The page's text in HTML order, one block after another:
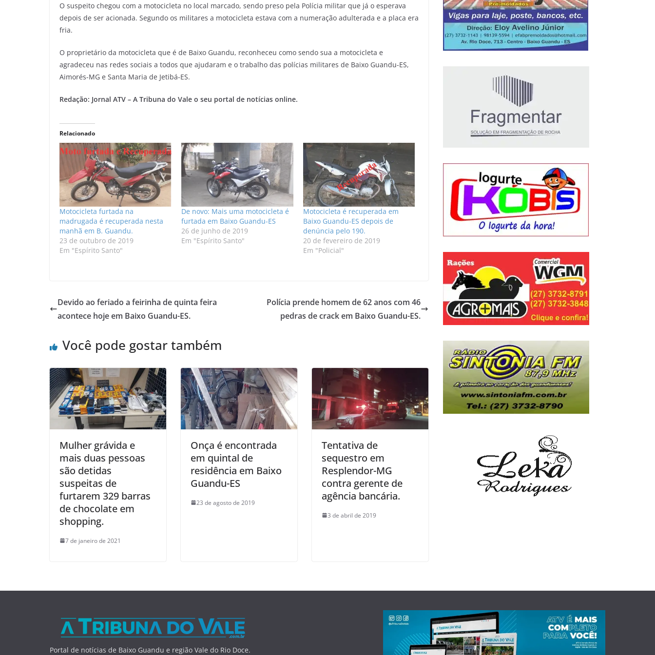
O suspeito chegou com a motocicleta no local marcado, sendo preso pela Polícia militar que já o esperava
depois de ser acionada. Segundo os militares a motocicleta estava com a numeração adulterada e a placa era
fria.
O proprietário da motocicleta que é de Baixo Guandu, reconheceu como sendo sua a motocicleta e
agradeceu nas redes sociais a todos que ajudaram e o trabalho das polícias militares de Baixo Guandu-ES,
Aimorés-MG e Santa Maria de Jetibá-ES.
Redação: Jornal ATV – A Tribuna do Vale o seu portal de notícias online.
Relacionado
Motocicleta furtada na
madrugada é recuperada nesta
manhã em B. Guandu.
23 de outubro de 2019
Em "Espírito Santo"
De novo: Mais uma motocicleta é
furtada em Baixo Guandu-ES
26 de junho de 2019
Em "Espírito Santo"
Motocicleta é recuperada em
Baixo Guandu-ES depois de
denúncia pelo 190.
20 de fevereiro de 2019
Em "Policial"
Devido ao feriado a feirinha de quinta feira
acontece hoje em Baixo Guandu-ES.
Polícia prende homem de 62 anos com 46
pedras de crack em Baixo Guandu-ES.
Você pode gostar também
Mulher grávida e
mais duas pessoas
são detidas
suspeitas de
furtarem 329 barras
de chocolate em
shopping.
7 de janeiro de 2021
Onça é encontrada
em quintal de
residência em Baixo
Guandu-ES
23 de agosto de 2019
Tentativa de
sequestro em
Resplendor-MG
contra gerente de
agência bancária.
3 de abril de 2019
Portal de notícias de Baixo Guandu e região Vale do Rio Doce.